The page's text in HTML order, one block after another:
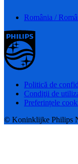
România /
Politică de
Condiţii de
Preferințele
© Koninklijke Philips